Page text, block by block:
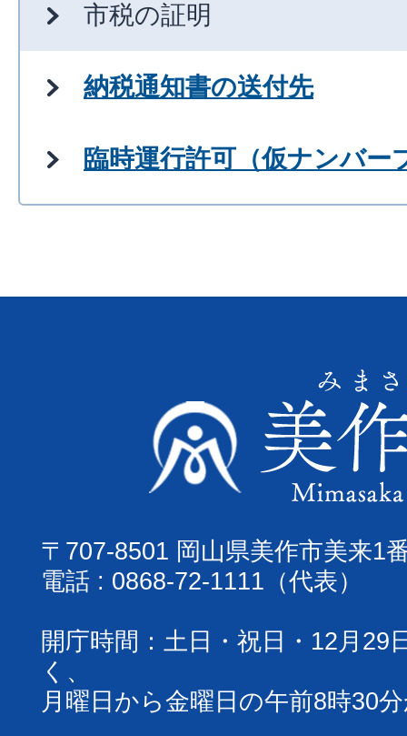
市税の証明
納税通知書の送付先
臨時運行許可（仮ナンバー
〒707-8501 岡山県美作市美来1
電話 : 0868-72-1111（代表）
開庁時間：土日・祝日・12月29
く、
月曜日から金曜日の午前8時30